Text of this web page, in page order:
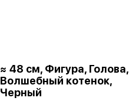
≈ 48 см, Фигура, Голова,
Волшебный котенок,
Черный